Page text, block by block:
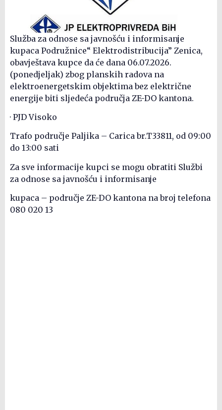
Služba za odnose sa javnošću i informisanje
kupaca Podružnice“ Elektrodistribucija” Zenica,
obavještava kupce da će dana 06.07.2026.
(ponedjeljak) zbog planskih radova na
elektroenergetskim objektima bez električne
energije biti sljedeća područja ZE-DO kantona.
· PJD Visoko
Trafo područje Paljika – Carica br.T33811, od 09:00
do 13:00 sati
Za sve informacije kupci se mogu obratiti Službi
za odnose sa javnošću i informisanje
kupaca – područje ZE-DO kantona na broj telefona
080 020 13